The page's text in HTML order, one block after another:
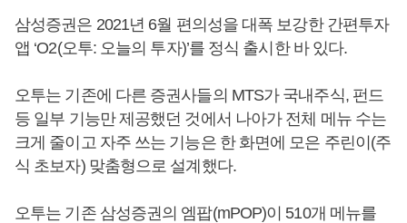
삼성증권은 2021년 6월 편의성을 대폭 보강한 간편투자
앱 ‘O2(오투: 오늘의 투자)’를 정식 출시한 바 있다.
오투는 기존에 다른 증권사들의 MTS가 국내주식, 펀드
등 일부 기능만 제공했던 것에서 나아가 전체 메뉴 수는
크게 줄이고 자주 쓰는 기능은 한 화면에 모은 주린이(주
식 초보자) 맞춤형으로 설계했다.
오투는 기존 삼성증권의 엠팝(mPOP)이 510개 메뉴를